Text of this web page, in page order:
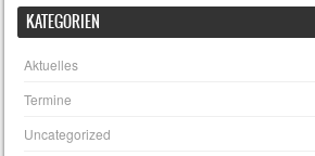
KATEGORIEN
Aktuelles
Termine
Uncategorized